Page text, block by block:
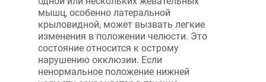
мышц, особенно латеральной
крыловидной, может вызвать легкие
изменения в положении челюсти. Это
состояние относится к острому
нарушению окклюзии. Если
ненормальное положение нижней